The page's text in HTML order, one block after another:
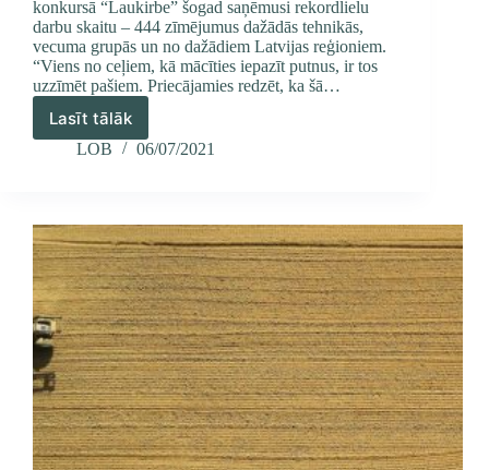
konkursā “Laukirbe” šogad saņēmusi rekordlielu
darbu skaitu – 444 zīmējumus dažādās tehnikās,
vecuma grupās un no dažādiem Latvijas reģioniem.
“Viens no ceļiem, kā mācīties iepazīt putnus, ir tos
uzzīmēt pašiem. Priecājamies redzēt, ka šā…
Lasīt tālāk
Gada
putna
444
laukirbes
zīmējumi
LOB 06/07/2021